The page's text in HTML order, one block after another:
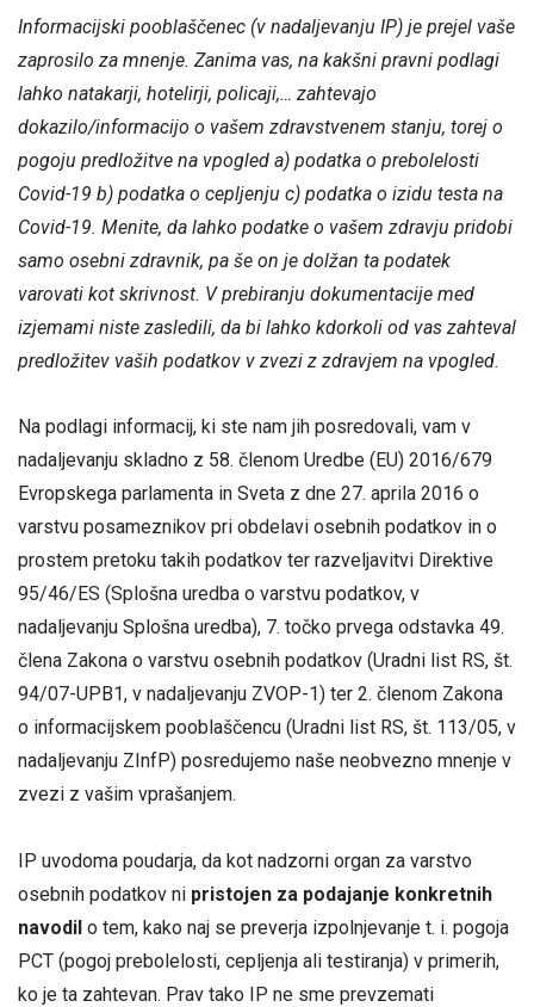
Informacijski pooblaščenec (v nadaljevanju IP) je prejel vaše
zaprosilo za mnenje. Zanima vas, na kakšni pravni podlagi
lahko natakarji, hotelirji, policaji,… zahtevajo
dokazilo/informacijo o vašem zdravstvenem stanju, torej o
pogoju predložitve na vpogled a) podatka o prebolelosti
Covid-19 b) podatka o cepljenju c) podatka o izidu testa na
Covid-19. Menite, da lahko podatke o vašem zdravju pridobi
samo osebni zdravnik, pa še on je dolžan ta podatek
varovati kot skrivnost. V prebiranju dokumentacije med
izjemami niste zasledili, da bi lahko kdorkoli od vas zahteval
predložitev vaših podatkov v zvezi z zdravjem na vpogled.
Na podlagi informacij, ki ste nam jih posredovali, vam v
nadaljevanju skladno z 58. členom Uredbe (EU) 2016/679
Evropskega parlamenta in Sveta z dne 27. aprila 2016 o
varstvu posameznikov pri obdelavi osebnih podatkov in o
prostem pretoku takih podatkov ter razveljavitvi Direktive
95/46/ES (Splošna uredba o varstvu podatkov, v
nadaljevanju Splošna uredba), 7. točko prvega odstavka 49.
člena Zakona o varstvu osebnih podatkov (Uradni list RS, št.
94/07-UPB1, v nadaljevanju ZVOP-1) ter 2. členom Zakona
o informacijskem pooblaščencu (Uradni list RS, št. 113/05, v
nadaljevanju ZInfP) posredujemo naše neobvezno mnenje v
zvezi z vašim vprašanjem.
IP uvodoma poudarja, da kot nadzorni organ za varstvo
osebnih podatkov ni pristojen za podajanje konkretnih
navodil o tem, kako naj se preverja izpolnjevanje t. i. pogoja
PCT (pogoj prebolelosti, cepljenja ali testiranja) v primerih,
ko je ta zahtevan. Prav tako IP ne sme prevzemati